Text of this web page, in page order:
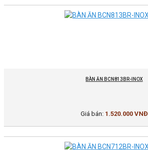
BÀN ĂN BCN813BR-INOX
Giá bán: 1.520.000 VNĐ